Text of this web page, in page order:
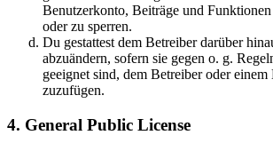
Benutzerkonto, Beiträge und
oder zu sperren.
Du gestattest dem Betreiber darüber
abzuändern, sofern sie gegen o. g.
geeignet sind, dem Betreiber oder einem
zuzufügen.
4. General Public License